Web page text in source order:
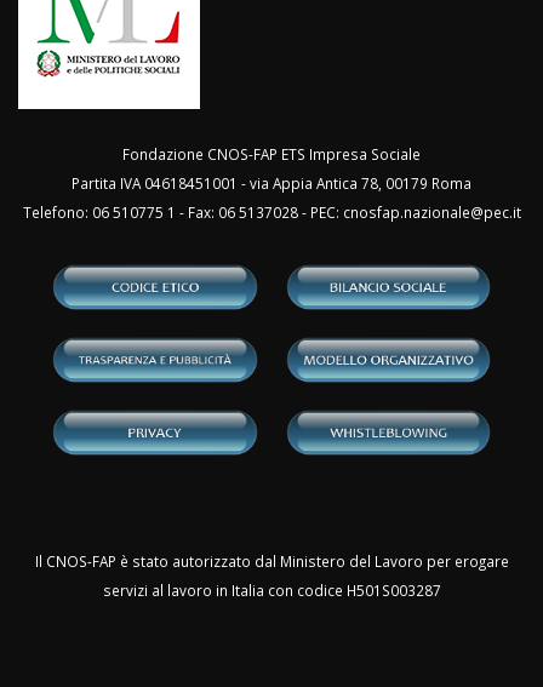
Fondazione CNOS-FAP ETS Impresa Sociale
Partita IVA 04618451001 - via Appia Antica 78, 00179 Roma
Telefono: 06 510775 1 - Fax: 06 5137028 - PEC: cnosfap.nazionale@pec.it
Il CNOS-FAP è stato autorizzato dal Ministero del Lavoro per erogare
servizi al lavoro in Italia con codice H501S003287